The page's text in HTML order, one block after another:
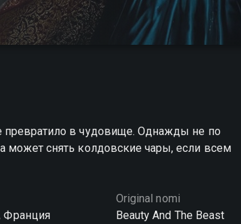
превратило в чудовище. Однажды не по
может снять колдовские чары, если всем
Франция
Original nomi
Beauty And The Beast